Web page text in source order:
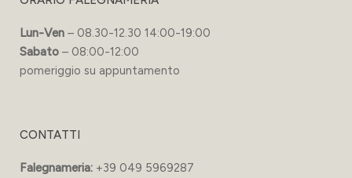
Lun-Ven – 08.30-12.30 14:00-19:00
Sabato – 08:00-12:00
pomeriggio su appuntamento
CONTATTI
Falegnameria: +39 049 5969287